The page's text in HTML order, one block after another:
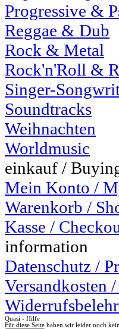
Progressive &
Reggae & Dub
Rock & Metal
Rock'n'Roll &
Singer-
Soundtracks
Weihnachten
Worldmusic
einkauf /
Mein Konto /
Warenkorb /
Kasse /
information
Datenschutz /
Versandkosten /
Quasi - Hilfe
Für diese Seite haben wir leider noch